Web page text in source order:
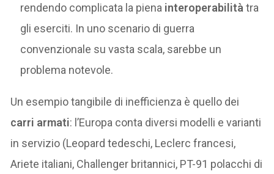
rendendo complicata la piena interoperabilità tra
gli eserciti. In uno scenario di guerra
convenzionale su vasta scala, sarebbe un
problema notevole.
Un esempio tangibile di inefficienza è quello dei
carri armati: l’Europa conta diversi modelli e varianti
in servizio (Leopard tedeschi, Leclerc francesi,
Ariete italiani, Challenger britannici, PT-91 polacchi di